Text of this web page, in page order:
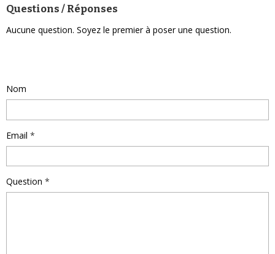
Questions / Réponses
Aucune question. Soyez le premier à poser une question.
Nom
Email
Question